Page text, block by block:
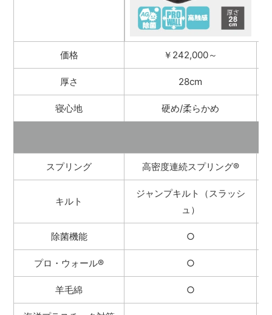
価格 ￥242,000～
厚さ 28cm
寝心地 硬め/柔らかめ
スプリング 高密度連続スプリング®
キルト
ジャンプキルト（スラッシ
ュ）
除菌機能 ○
プロ・ウォール® ○
羊毛綿 ○